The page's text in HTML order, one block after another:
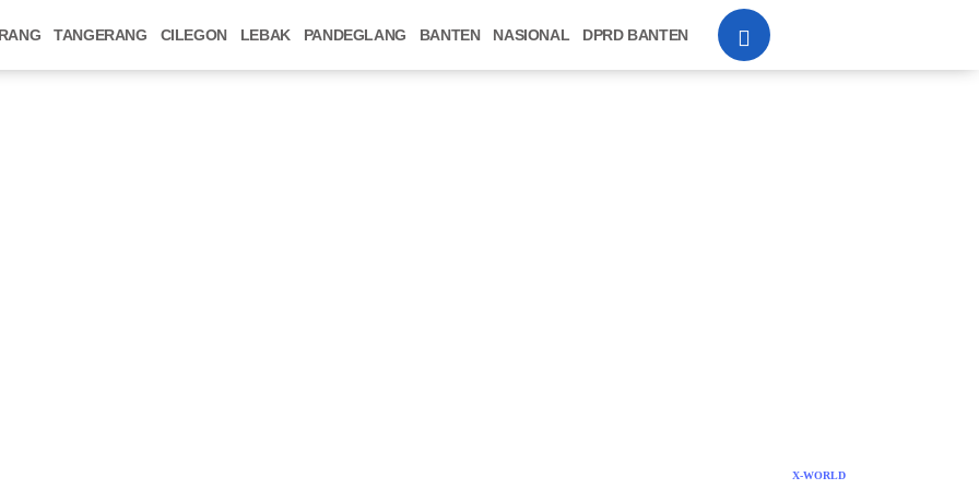
TANGERANG CILEGON LEBAK PANDEGLANG BANTEN NASIONAL DPRD BANTEN
X-WORLD